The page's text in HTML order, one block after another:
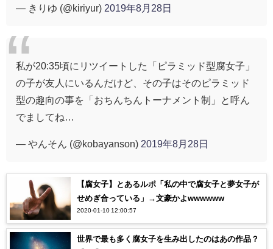
— きりゆ (@kiriyur) 2019年8月28日
私が20:35頃にリツイートした「ピラミッド型腐女子」
の子が友人にいるんだけど、その子はそのピラミッド
型の趣向の事を「おちんちんトーナメント制」と呼ん
でましてね…
— やんそん (@kobayanson) 2019年8月28日
【腐女子】とあるルポ「私の中で腐女子と夢女子が
せめぎ合っている」→文豪かよwwwwww
2020-01-10 12:00:57
世界で最も多く腐女子を生み出したのはあの作品？